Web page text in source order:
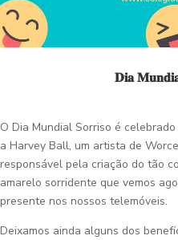
𝐃𝐢𝐚
O Dia Mundial Sorriso é
a Harvey Ball, um artista de
responsável pela criação do tão
amarelo sorridente que vemos
presente nos nossos telemóveis.
Deixamos ainda alguns dos